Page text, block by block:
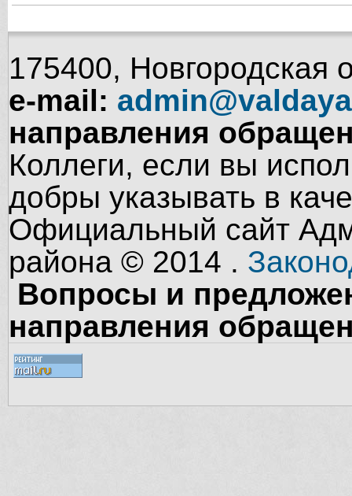
175400, Новгородская
e-mail:
направления
Коллеги, если вы
добры указывать в
Официальный сайт
района © 2014 .
Вопросы и
направления